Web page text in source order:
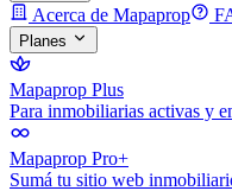
Acerca de Mapaprop
Planes
Mapaprop Plus
Para inmobiliarias activas y
Mapaprop Pro+
Sumá tu sitio web